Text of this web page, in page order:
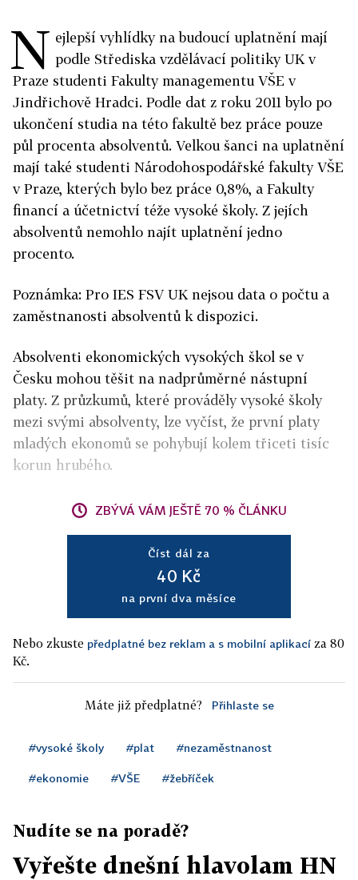
N ejlepší vyhlídky na budoucí uplatnění mají
podle Střediska vzdělávací politiky UK v
Praze studenti Fakulty managementu VŠE v
Jindřichově Hradci. Podle dat z roku 2011 bylo po
ukončení studia na této fakultě bez práce pouze
půl procenta absolventů. Velkou šanci na uplatnění
mají také studenti Národohospodářské fakulty VŠE
v Praze, kterých bylo bez práce 0,8%, a Fakulty
financí a účetnictví téže vysoké školy. Z jejích
absolventů nemohlo najít uplatnění jedno
procento.
Poznámka: Pro IES FSV UK nejsou data o počtu a
zaměstnanosti absolventů k dispozici.
Absolventi ekonomických vysokých škol se v
Česku mohou těšit na nadprůměrné nástupní
platy. Z průzkumů, které prováděly vysoké školy
mezi svými absolventy, lze vyčíst, že první platy
mladých ekonomů se pohybují kolem třiceti tisíc
korun hrubého.
ZBÝVÁ VÁM JEŠTĚ 70 % ČLÁNKU
Číst dál za
40 Kč
na první dva měsíce
Nebo zkuste předplatné bez reklam a s mobilní aplikací za 80
Kč.
Máte již předplatné? Přihlaste se
#vysoké školy #plat #nezaměstnanost
#ekonomie #VŠE #žebříček
Nudíte se na poradě?
Vyřešte dnešní hlavolam HN